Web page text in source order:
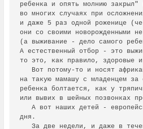
ребенка и опять молнию
во многих случаях при
и даже 5 раз одной роженице
они со своими новорожденными
(а выживание - дело самого
А естественный отбор - это
то это, как правило, здоровые
Вот потому-то и носят
на такую мамашу с младенцем
ребенка болтается, как у
или вывих в шейных позвонках
А вот наших детей -
дня.
За две недели, и даже в